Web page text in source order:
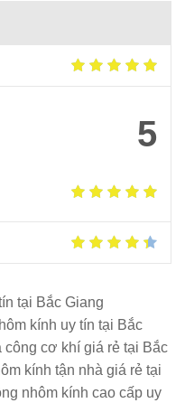
5
tại Bắc Giang
kính uy tín tại Bắc
cơ khí giá rẻ tại Bắc
kính tận nhà giá rẻ tại
nhôm kính cao cấp uy